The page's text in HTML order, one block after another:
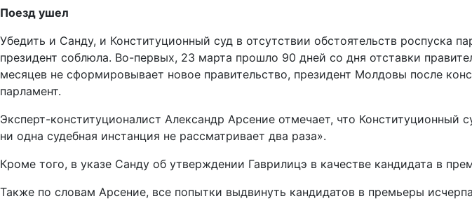
Поезд ушел
Убедить и Санду, и Конституционный суд в отсутствии обстоятельств роспуска
президент соблюла. Во-первых, 23 марта прошло 90 дней со дня отставки
месяцев не сформировывает новое правительство, президент Молдовы после
парламент.
Эксперт-конституционалист Александр Арсение отмечает, что
ни одна судебная инстанция не рассматривает два раза».
Кроме того, в указе Санду об утверждении Гаврилицэ в качестве кандидата в
Также по словам Арсение, все попытки выдвинуть кандидатов в премьеры